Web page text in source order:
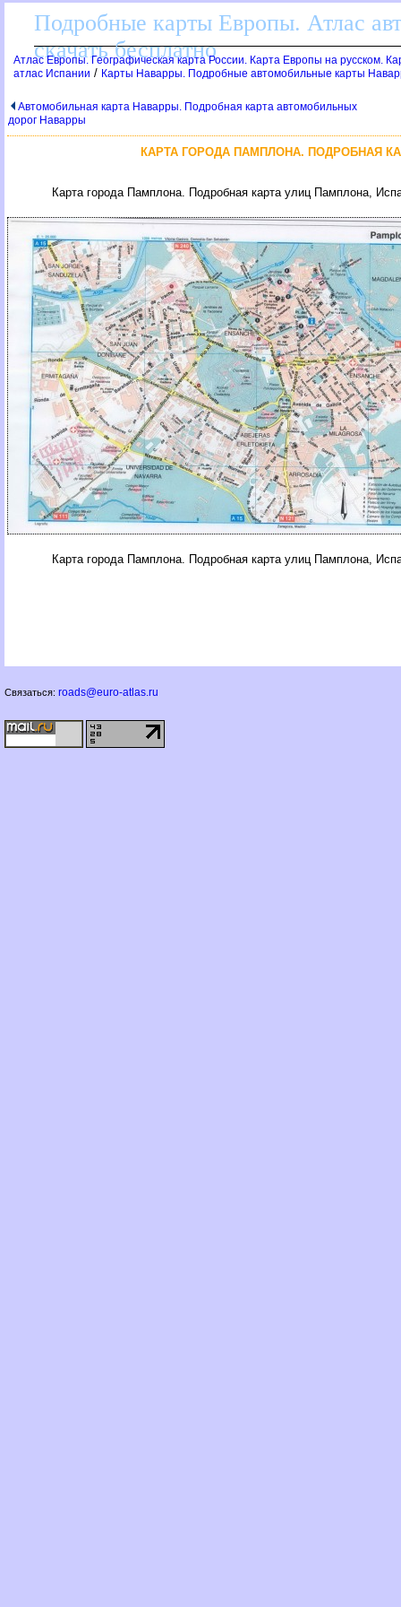
Подробные карты Европы. Атлас
скачать бесплатно
Атлас Европы. Географическая карта России. Карта Европы на русском.
атлас Испании / Карты Наварры. Подробные автомобильные карты
Автомобильная карта Наварры. Подробная карта автомобильных
дорог Наварры
КАРТА ГОРОДА ПАМПЛОНА. ПОДРОБНАЯ
Карта города Памплона. Подробная карта улиц Памплона,
Карта города Памплона. Подробная карта улиц Памплона,
Связаться: roads@euro-atlas.ru